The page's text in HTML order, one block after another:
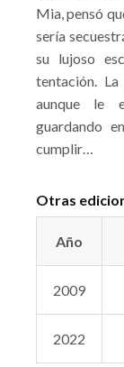
Mia, pensó
sería
su lujoso
tentación.
aunque le
guardando
cumplir…
Otras
Año
2009
2022